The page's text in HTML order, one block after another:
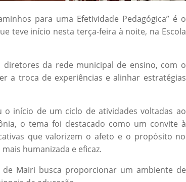
para uma Efetividade Pedagógica” é o
teve início nesta terça-feira à noite, na Escola
da rede municipal de ensino, com o
a troca de experiências e alinhar estratégias
início de um ciclo de atividades voltadas ao
o tema foi destacado como um convite à
que valorizem o afeto e o propósito no
humanizada e eficaz.
de Mairi busca proporcionar um ambiente de